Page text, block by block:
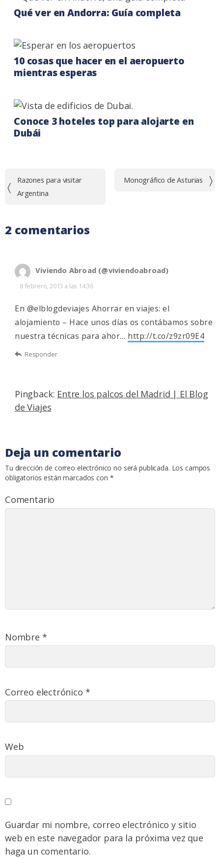
Qué ver en Andorra: Guía completa
10 cosas que hacer en el aeropuerto
mientras esperas
Conoce 3 hoteles top para alojarte en
Dubái
Navegación
de
Razones para visitar
Argentina
Monográfico de Asturias
2 comentarios
Viviendo Abroad (@viviendoabroad)
8 febrero, 2013 a las 14:36
En @elblogdeviajes Ahorrar en viajes: el
alojamiento – Hace unos días os contábamos sobre
nuestra técnicas para ahor… http://t.co/z9zr09E4
Responder
Pingback: Entre los palcos del Madrid | El Blog
de Viajes
Deja un comentario
Tu dirección de correo electrónico no será publicada. Los campos
obligatorios están marcados con *
Comentario
Nombre *
Correo electrónico *
Web
Guardar mi nombre, correo electrónico y sitio
web en este navegador para la próxima vez que
haga un comentario.